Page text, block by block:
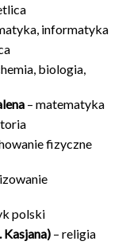
informatyka
biologia,
– matematyka
fizyczne
polski
Kasjana) – religia